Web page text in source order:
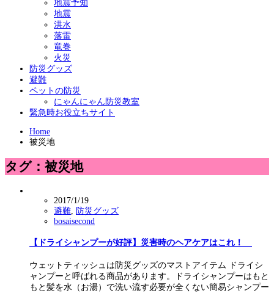
地震予知
地震
洪水
落雷
竜巻
火災
防災グッズ
避難
ペットの防災
にゃんにゃん防災教室
緊急時お役立ちサイト
Home
被災地
タグ：被災地
2017/1/19
避難
防災グッズ
bosaisecond
【ドライシャンプーが好評】災害時のヘアケアはこれ！
ウェットティッシュは防災グッズのマストアイテム ドライシ
ャンプーと呼ばれる商品があります。ドライシャンプーはもと
もと髪を水（お湯）で洗い流す必要が全くない簡易シャンプー